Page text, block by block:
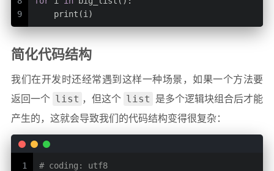
9
    print(i)
简化代码结构
我们在开发时还经常遇到这样一种场景，如果一个方法要
返回一个 list ，但这个 list
是多个逻辑块组合后才能
产生的，这就会导致我们的代码结构变得很复杂：
1
# coding: utf8